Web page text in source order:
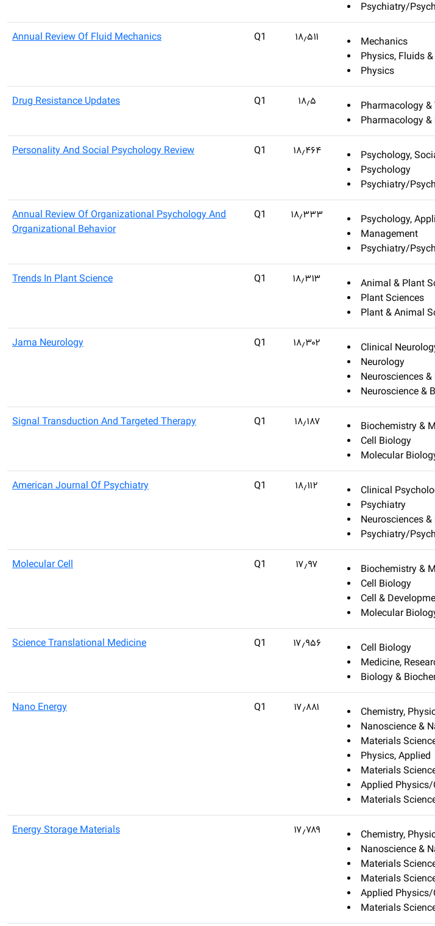
Psychiatry/
Mechanics
Physics, Fluids
Physics
۱۸٫۵۱۱ Q1
Annual Review Of Fluid Mechanics
Pharmacology
Pharmacology
۱۸٫۵ Q1
Drug Resistance Updates
Psychology,
Psychology
Psychiatry/
۱۸٫۴۶۴ Q1
Personality And Social Psychology Review
Psychology,
Management
Psychiatry/
۱۸٫۳۳۳ Q1
Annual Review Of Organizational Psychology And
Organizational Behavior
Animal & Plant
Plant Sciences
Plant & Animal
۱۸٫۳۱۳ Q1
Trends In Plant Science
Clinical
Neurology
Neurosciences
Neuroscience &
۱۸٫۳۰۲ Q1
Jama Neurology
Biochemistry &
Cell Biology
Molecular
۱۸٫۱۸۷ Q1
Signal Transduction And Targeted Therapy
Clinical
Psychiatry
Neurosciences
Psychiatry/
۱۸٫۱۱۲ Q1
American Journal Of Psychiatry
Biochemistry &
Cell Biology
Cell &
Molecular
۱۷٫۹۷ Q1
Molecular Cell
Cell Biology
Medicine,
Biology &
۱۷٫۹۵۶ Q1
Science Translational Medicine
Chemistry,
Nanoscience &
Materials
Physics, Applied
Materials
Applied
Materials
۱۷٫۸۸۱ Q1
Nano Energy
Chemistry,
Nanoscience &
Materials
Materials
Applied
Materials
۱۷٫۷۸۹ Energy Storage Materials